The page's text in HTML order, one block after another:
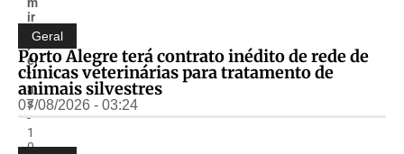
ir
F
r
ei
t
a
s
-
1
0
Geral
Porto Alegre terá contrato inédito de rede de
clínicas veterinárias para tratamento de
animais silvestres
07/08/2026 - 03:24